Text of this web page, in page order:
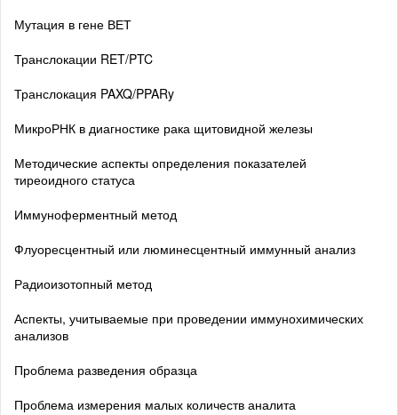
Мутация в гене ВЕТ
Транслокации RET/PTC
Транслокация PAXQ/PPARy
МикроРНК в диагностике рака щитовидной железы
Методические аспекты определения показателей
тиреоидного статуса
Иммуноферментный метод
Флуоресцентный или люминесцентный иммунный анализ
Радиоизотопный метод
Аспекты, учитываемые при проведении иммунохимических
анализов
Проблема разведения образца
Проблема измерения малых количеств аналита